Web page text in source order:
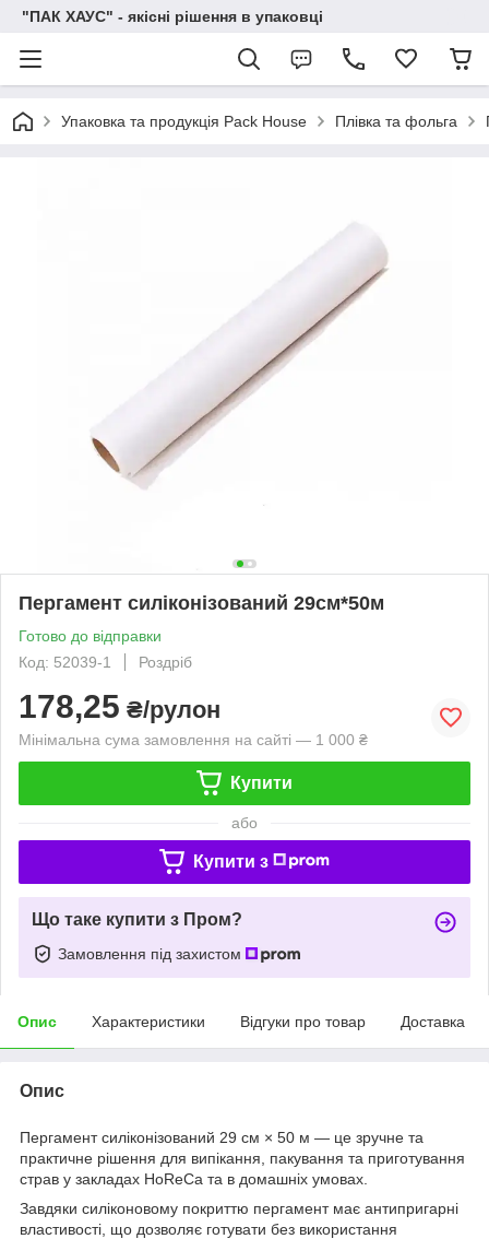
"ПАК ХАУС" - якісні рішення в упаковці
Упаковка та продукція Pack House Плівка та фольга
Пергамент силіконізований 29см*50м
Готово до відправки
Код: 52039-1
Роздріб
178,25 ₴/рулон
Мінімальна сума замовлення на сайті — 1 000 ₴
Купити
або
Купити з
Що таке купити з Пром?
Замовлення під захистом
Опис Характеристики Відгуки про товар Доставка
Опис
Пергамент силіконізований 29 см × 50 м — це зручне та
практичне рішення для випікання, пакування та приготування
страв у закладах HoReCa та в домашніх умовах.
Завдяки силіконовому покриттю пергамент має антипригарні
властивості, що дозволяє готувати без використання